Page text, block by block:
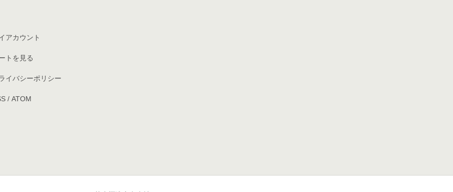
アカウント
トを見る
イバシーポリシー
/ ATOM